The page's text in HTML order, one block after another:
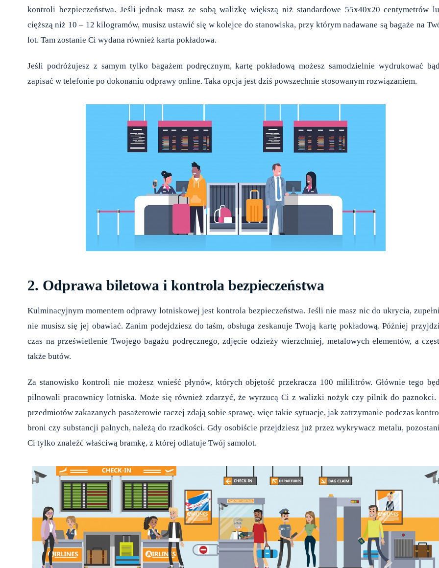
kontroli bezpieczeństwa. Jeśli jednak masz ze sobą walizkę większą niż standardowe 55x40x20 centymetrów
cięższą niż 10 – 12 kilogramów, musisz ustawić się w kolejce do stanowiska, przy którym nadawane są bagaże na
lot. Tam zostanie Ci wydana również karta pokładowa.
Jeśli podróżujesz z samym tylko bagażem podręcznym, kartę pokładową możesz samodzielnie wydrukować
zapisać w telefonie po dokonaniu odprawy online. Taka opcja jest dziś powszechnie stosowanym rozwiązaniem.
2. Odprawa biletowa i kontrola bezpieczeństwa
Kulminacyjnym momentem odprawy lotniskowej jest kontrola bezpieczeństwa. Jeśli nie masz nic do ukrycia,
nie musisz się jej obawiać. Zanim podejdziesz do taśm, obsługa zeskanuje Twoją kartę pokładową. Później
czas na prześwietlenie Twojego bagażu podręcznego, zdjęcie odzieży wierzchniej, metalowych elementów, a
także butów.
Za stanowisko kontroli nie możesz wnieść płynów, których objętość przekracza 100 mililitrów. Głównie tego
pilnowali pracownicy lotniska. Może się również zdarzyć, że wyrzucą Ci z walizki nożyk czy pilnik do paznokci.
przedmiotów zakazanych pasażerowie raczej zdają sobie sprawę, więc takie sytuacje, jak zatrzymanie podczas
broni czy substancji palnych, należą do rzadkości. Gdy osobiście przejdziesz już przez wykrywacz metalu,
Ci tylko znaleźć właściwą bramkę, z której odlatuje Twój samolot.